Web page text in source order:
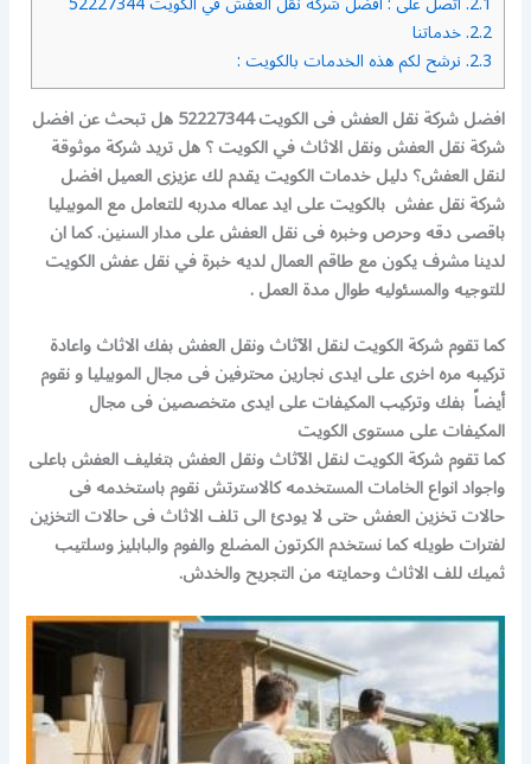
2.2. خدماتنا
2.3. نرشح لكم هذه الخدمات بالكويت :
افضل شركة نقل العفش فى الكويت 52227344 هل تبحث عن افضل
شركة نقل العفش ونقل الاثاث في الكويت ؟ هل تريد شركة موثوقة
لنقل العفش؟ دليل خدمات الكويت يقدم لك عزيزى العميل افضل
شركة نقل عفش بالكويت على ايد عماله مدربه للتعامل مع الموبيليا
باقصى دقه وحرص وخبره فى نقل العفش على مدار السنين. كما ان
لدينا مشرف يكون مع طاقم العمال لديه خبرة في نقل عفش الكويت
للتوجيه والمسئوليه طوال مدة العمل .
كما تقوم شركة الكويت لنقل الآثاث ونقل العفش بفك الاثاث واعادة
تركيبه مره اخرى على ايدى نجارين محترفين فى مجال الموبيليا و نقوم
أيضاً بفك وتركيب المكيفات على ايدى متخصصين فى مجال
المكيفات على مستوى الكويت
كما تقوم شركة الكويت لنقل الآثاث ونقل العفش بتغليف العفش باعلى
واجواد انواع الخامات المستخدمه كالاسترتش نقوم باستخدمه فى
حالات تخزين العفش حتى لا يودئ الى تلف الاثاث فى حالات التخزين
لفترات طويله كما نستخدم الكرتون المضلع والفوم والبابليز وسلتيب
ثميك للف الاثاث وحمايته من التجريح والخدش.